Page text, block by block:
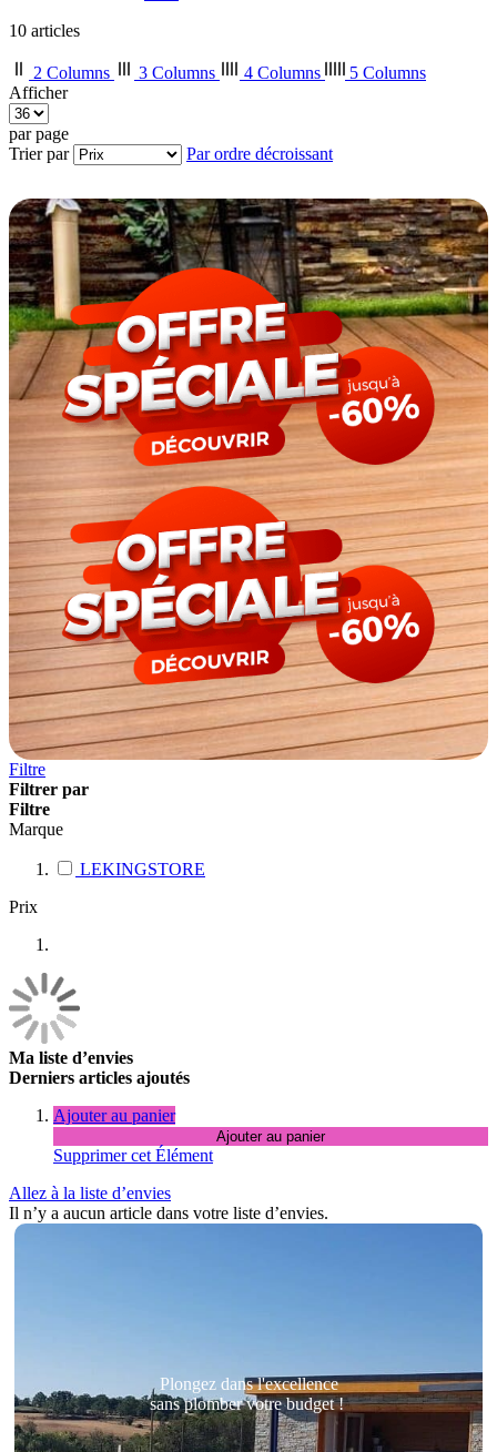
10 articles
2 Columns 3 Columns 4 Columns
5 Columns
Afficher
par page
Trier par
Par ordre décroissant
Filtre
Filtrer par
Filtre
Marque
LEKINGSTORE
Prix
Ma liste d’envies
Derniers articles ajoutés
Ajouter au panier
Ajouter au panier
Supprimer cet Élément
Allez à la liste d’envies
Il n’y a aucun article dans votre liste d’envies.
Plongez dans l'excellence
sans plomber votre budget !